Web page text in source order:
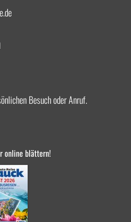
Besuch oder Anruf.
online blättern!